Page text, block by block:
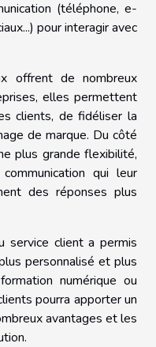
(téléphone, e-
pour interagir avec
offrent de nombreux
elles permettent
clients, de fidéliser la
de marque. Du côté
plus grande flexibilité,
qui leur
des réponses plus
service client a permis
personnalisé et plus
numérique ou
pourra apporter un
avantages et les